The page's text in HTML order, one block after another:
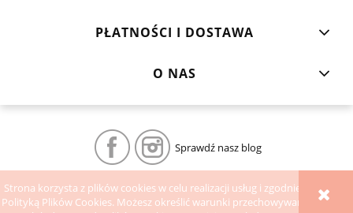
Strona korzysta z plików cookies w celu realizacji usług i zgodnie z
Polityką Plików Cookies. Możesz określić warunki przechowywania
PŁATNOŚCI I DOSTAWA
O NAS
Sprawdź nasz blog
POKAŻ PEŁNĄ WERSJĘ STRONY